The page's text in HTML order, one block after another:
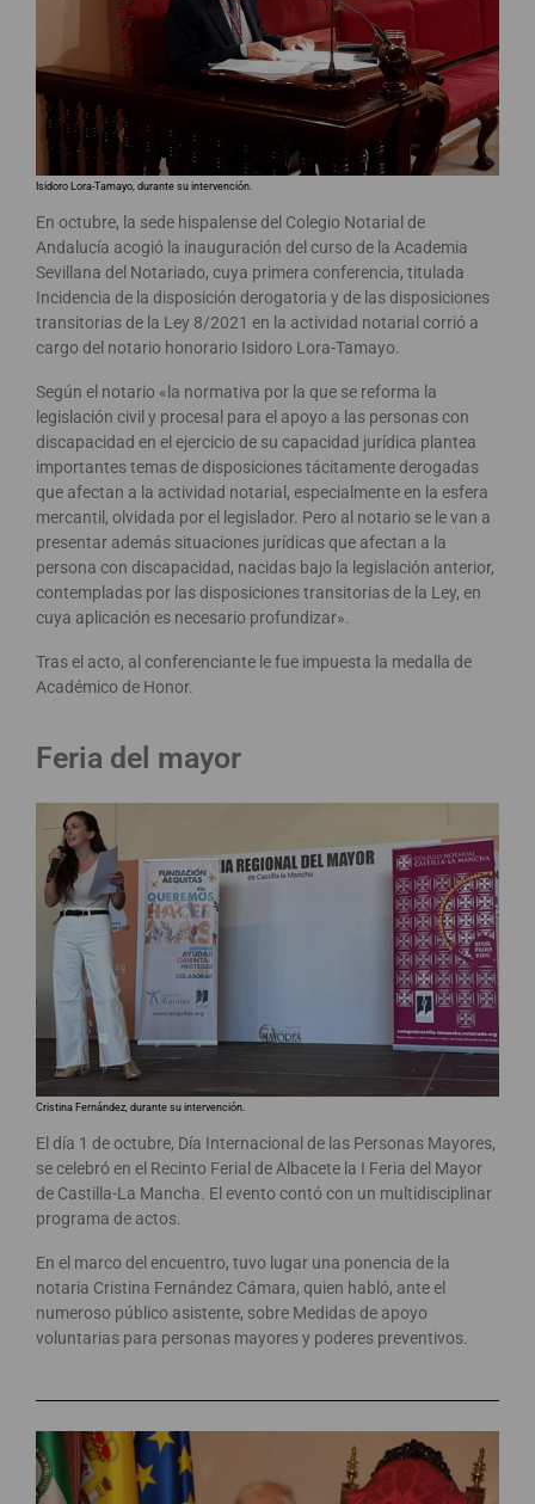
Isidoro Lora-Tamayo, durante su intervención.
En octubre, la sede hispalense del Colegio Notarial de
Andalucía acogió la inauguración del curso de la Academia
Sevillana del Notariado, cuya primera conferencia, titulada
Incidencia de la disposición derogatoria y de las disposiciones
transitorias de la Ley 8/2021 en la actividad notarial corrió a
cargo del notario honorario Isidoro Lora-Tamayo.
Según el notario «la normativa por la que se reforma la
legislación civil y procesal para el apoyo a las personas con
discapacidad en el ejercicio de su capacidad jurídica plantea
importantes temas de disposiciones tácitamente derogadas
que afectan a la actividad notarial, especialmente en la esfera
mercantil, olvidada por el legislador. Pero al notario se le van a
presentar además situaciones jurídicas que afectan a la
persona con discapacidad, nacidas bajo la legislación anterior,
contempladas por las disposiciones transitorias de la Ley, en
cuya aplicación es necesario profundizar».
Tras el acto, al conferenciante le fue impuesta la medalla de
Académico de Honor.
Feria del mayor
Cristina Fernández, durante su intervención.
El día 1 de octubre, Día Internacional de las Personas Mayores,
se celebró en el Recinto Ferial de Albacete la I Feria del Mayor
de Castilla-La Mancha. El evento contó con un multidisciplinar
programa de actos.
En el marco del encuentro, tuvo lugar una ponencia de la
notaria Cristina Fernández Cámara, quien habló, ante el
numeroso público asistente, sobre Medidas de apoyo
voluntarias para personas mayores y poderes preventivos.